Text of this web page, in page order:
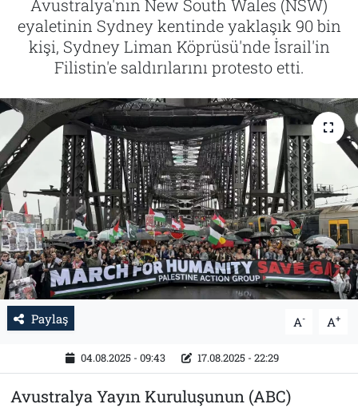
Avustralya'nın New South Wales (NSW)
eyaletinin Sydney kentinde yaklaşık 90 bin
kişi, Sydney Liman Köprüsü'nde İsrail'in
Filistin'e saldırılarını protesto etti.
Paylaş A- A+
04.08.2025 - 09:43 17.08.2025 - 22:29
Avustralya Yayın Kuruluşunun (ABC)
Tarih
İletişim
Künye